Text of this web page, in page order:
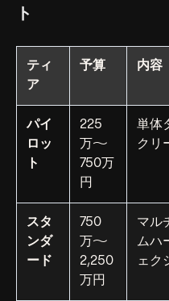
ト
ティ
ア
予算 内容
パイ
ロッ
ト
225
万〜
750万
円
単体
クリ
スタ
ンダ
ード
750
万〜
2,250
万円
マル
ムハ
ェク